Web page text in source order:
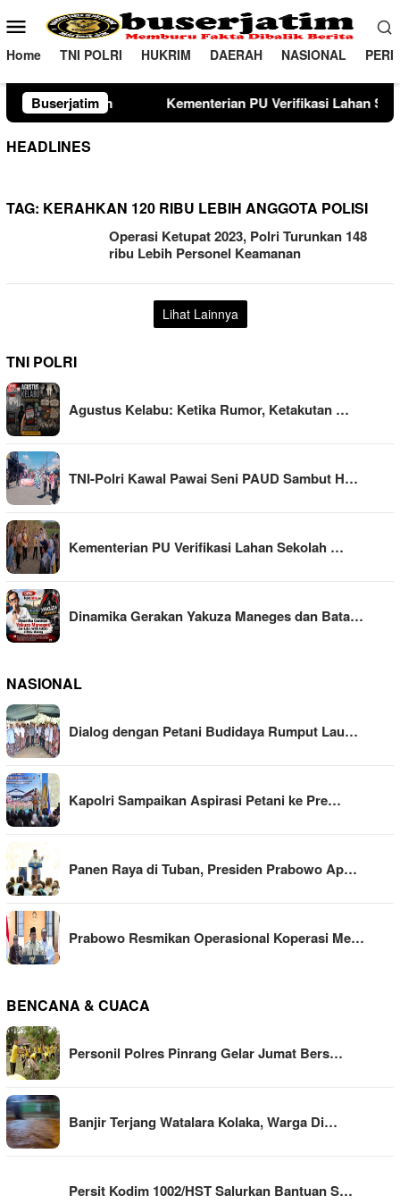
ke
konten
Menu
Mobile
Home TNI POLRI HUKRIM DAERAH NASIONAL
BuserjatimKementerian PU Verifikasi Lahan Sekolah Rakyat di
HEADLINES
TAG: KERAHKAN 120 RIBU LEBIH ANGGOTA POLISI
Operasi Ketupat 2023, Polri Turunkan 148
ribu Lebih Personel Keamanan
Lihat Lainnya
TNI POLRI
Agustus Kelabu: Ketika Rumor, Ketakutan …
TNI-Polri Kawal Pawai Seni PAUD Sambut H…
Kementerian PU Verifikasi Lahan Sekolah …
Dinamika Gerakan Yakuza Maneges dan Bata…
NASIONAL
Dialog dengan Petani Budidaya Rumput Lau…
Kapolri Sampaikan Aspirasi Petani ke Pre…
Panen Raya di Tuban, Presiden Prabowo Ap…
Prabowo Resmikan Operasional Koperasi Me…
BENCANA & CUACA
Personil Polres Pinrang Gelar Jumat Bers…
Banjir Terjang Watalara Kolaka, Warga Di…
Persit Kodim 1002/HST Salurkan Bantuan S…